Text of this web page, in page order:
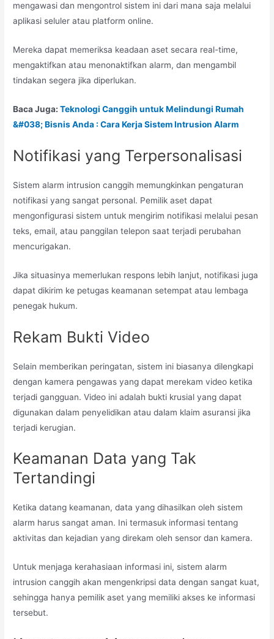
mengawasi dan mengontrol sistem ini dari mana saja melalui
aplikasi seluler atau platform online.
Mereka dapat memeriksa keadaan aset secara real-time,
mengaktifkan atau menonaktifkan alarm, dan mengambil
tindakan segera jika diperlukan.
Baca Juga:Teknologi Canggih untuk Melindungi Rumah
&#038; Bisnis Anda : Cara Kerja Sistem Intrusion Alarm
Notifikasi yang Terpersonalisasi
Sistem alarm intrusion canggih memungkinkan pengaturan
notifikasi yang sangat personal. Pemilik aset dapat
mengonfigurasi sistem untuk mengirim notifikasi melalui pesan
teks, email, atau panggilan telepon saat terjadi perubahan
mencurigakan.
Jika situasinya memerlukan respons lebih lanjut, notifikasi juga
dapat dikirim ke petugas keamanan setempat atau lembaga
penegak hukum.
Rekam Bukti Video
Selain memberikan peringatan, sistem ini biasanya dilengkapi
dengan kamera pengawas yang dapat merekam video ketika
terjadi gangguan. Video ini adalah bukti krusial yang dapat
digunakan dalam penyelidikan atau dalam klaim asuransi jika
terjadi kerugian.
Keamanan Data yang Tak
Tertandingi
Ketika datang keamanan, data yang dihasilkan oleh sistem
alarm harus sangat aman. Ini termasuk informasi tentang
aktivitas dan kejadian yang direkam oleh sensor dan kamera.
Untuk menjaga kerahasiaan informasi ini, sistem alarm
intrusion canggih akan mengenkripsi data dengan sangat kuat,
sehingga hanya pemilik aset yang memiliki akses ke informasi
tersebut.